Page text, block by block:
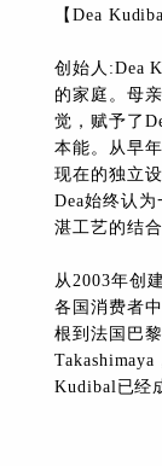
【Dea
创始人:Dea
的家庭。母
觉，赋予了
本能。从早
现在的独立设
Dea始终认
湛工艺的结合
从2003年创
各国消费者
根到法国巴
Kudibal已经